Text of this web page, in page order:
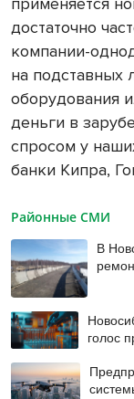
достаточно
компании-
на подставных
оборудования
деньги в
спросом у
банки Кипра,
Районные СМИ
В
голос